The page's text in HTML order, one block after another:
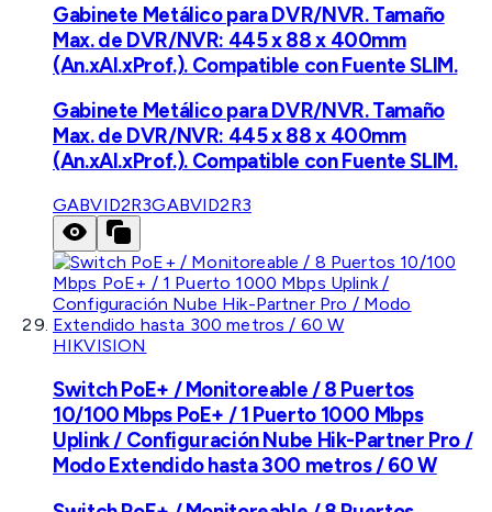
Gabinete Metálico para DVR/NVR. Tamaño
Max. de DVR/NVR: 445 x 88 x 400mm
(An.xAl.xProf.). Compatible con Fuente SLIM.
Gabinete Metálico para DVR/NVR. Tamaño
Max. de DVR/NVR: 445 x 88 x 400mm
(An.xAl.xProf.). Compatible con Fuente SLIM.
GABVID2R3GABVID2R3
HIKVISION
Switch PoE+ / Monitoreable / 8 Puertos
10/100 Mbps PoE+ / 1 Puerto 1000 Mbps
Uplink / Configuración Nube Hik-Partner Pro /
Modo Extendido hasta 300 metros / 60 W